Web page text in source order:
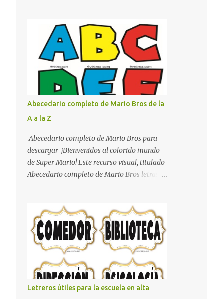
color muy relajante y por lo tanto entra en
la lista de colo...
comentario y con gusto lo diseñamos.
Nombres con diseños Spiderman Sonic bella
Cartel de feliz cumpleaños de héroes en
pijamas Ideas para decorar el dormitorio
con pósters Cama con diseño de ring de
boxeo Ideas para decoraciones de fiestas
infantiles Cosas bonitas que se pueden hacer
con gomas de coche
Abecedario completo de Mario Bros de la
A a la Z
Abecedario completo de Mario Bros para
descargar ¡Bienvenidos al colorido mundo
de Super Mario! Este recurso visual, titulado
Abecedario completo de Mario Bros letras
de los videojuegos. Este set de letras está
diseñado para transformar cualquier
mensaje en una aventura, utilizando la
tipografía clásica y robusta que los fans han
reconocido por décadas. En esta primera
sección, el abecedario nos presenta:
Identidad Visual: Un diseño de bloques con
bordes negros gruesos que resaltan sobre
Letreros útiles para la escuela en alta